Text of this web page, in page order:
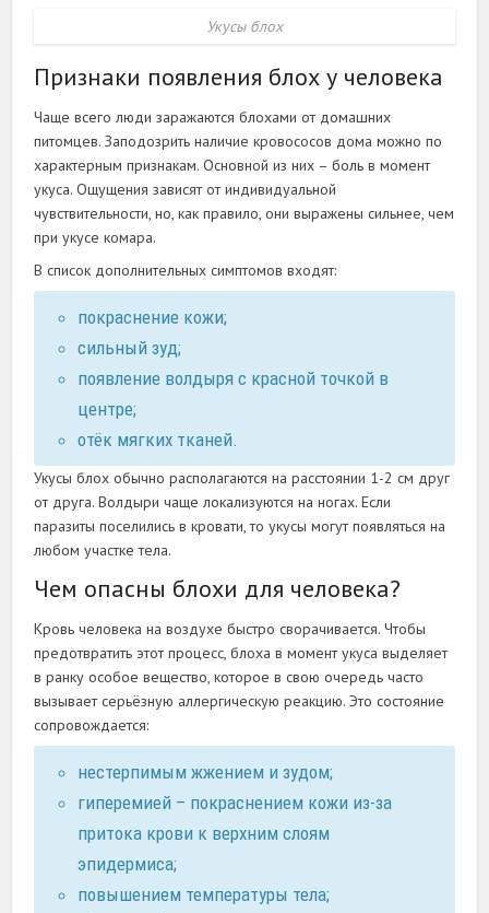
Укусы блох
Признаки появления блох у человека
Чаще всего люди заражаются блохами от домашних
питомцев. Заподозрить наличие кровососов дома можно по
характерным признакам. Основной из них – боль в момент
укуса. Ощущения зависят от индивидуальной
чувствительности, но, как правило, они выражены сильнее, чем
при укусе комара.
В список дополнительных симптомов входят:
покраснение кожи;
сильный зуд;
появление волдыря с красной точкой в
центре;
отёк мягких тканей.
Укусы блох обычно располагаются на расстоянии 1-2 см друг
от друга. Волдыри чаще локализуются на ногах. Если
паразиты поселились в кровати, то укусы могут появляться на
любом участке тела.
Чем опасны блохи для человека?
Кровь человека на воздухе быстро сворачивается. Чтобы
предотвратить этот процесс, блоха в момент укуса выделяет
в ранку особое вещество, которое в свою очередь часто
вызывает серьёзную аллергическую реакцию. Это состояние
сопровождается:
нестерпимым жжением и зудом;
гиперемией – покраснением кожи из-за
притока крови к верхним слоям
эпидермиса;
повышением температуры тела;